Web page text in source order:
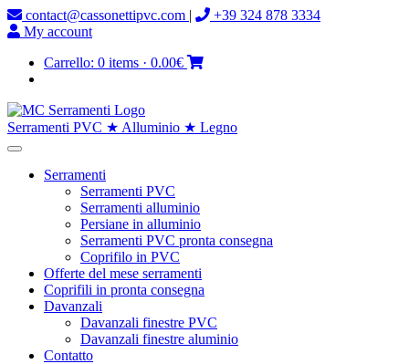
contact@cassonettipvc.com |
+39 324 878 3334
My account
Carrello: 0 items · 0.00€
Serramenti PVC ★ Alluminio ★ Legno
Serramenti
Serramenti PVC
Serramenti alluminio
Persiane in alluminio
Serramenti PVC pronta consegna
Coprifilo in PVC
Offerte del mese serramenti
Coprifili in pronta consegna
Davanzali
Davanzali finestre PVC
Davanzali finestre aluminio
Contatto